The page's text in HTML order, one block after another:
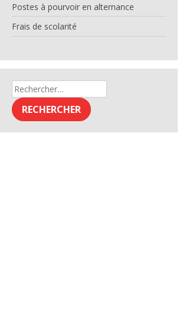
Postes à pourvoir en alternance
Frais de scolarité
Rechercher :